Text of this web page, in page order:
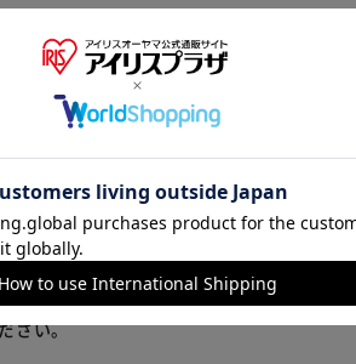
商品レビュー
ャンディーのようなツヤ感が髪に鮮
トにもぴったり。 カジュアルな日常
可愛らしい色合いが、元気で楽しい
。 お母さまやおばあさまから女の
さい。
ださい